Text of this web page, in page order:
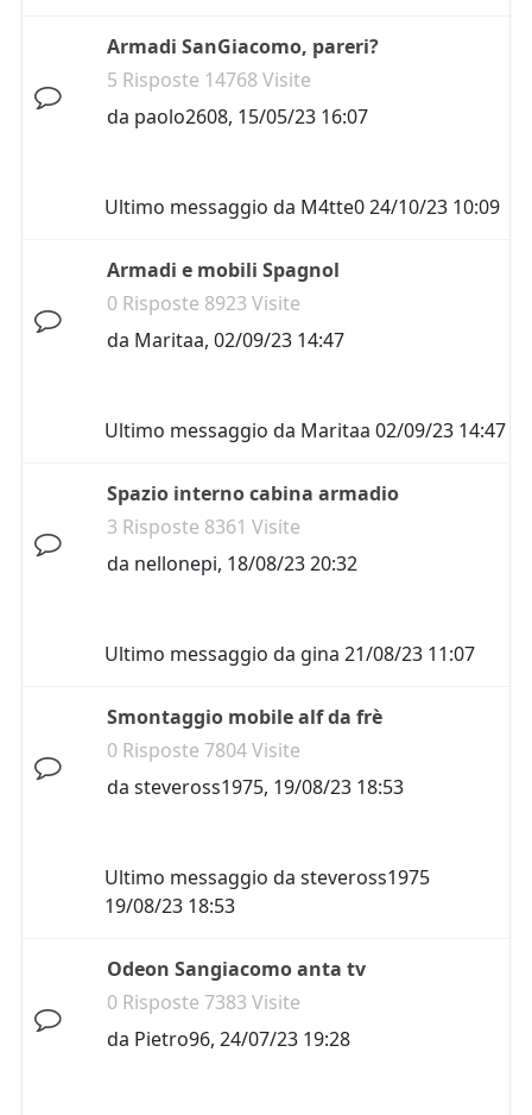
Armadi SanGiacomo, pareri?
5 Risposte 14768 Visite
da paolo2608, 15/05/23 16:07
Ultimo messaggio da M4tte024/10/23 10:09
Armadi e mobili Spagnol
0 Risposte 8923 Visite
da Maritaa, 02/09/23 14:47
Ultimo messaggio da Maritaa 02/09/23 14:47
Spazio interno cabina armadio
3 Risposte 8361 Visite
da nellonepi, 18/08/23 20:32
Ultimo messaggio da gina 21/08/23 11:07
Smontaggio mobile alf da frè
0 Risposte 7804 Visite
da steveross1975, 19/08/23 18:53
Ultimo messaggio da steveross1975
19/08/23 18:53
Odeon Sangiacomo anta tv
0 Risposte 7383 Visite
da Pietro96, 24/07/23 19:28